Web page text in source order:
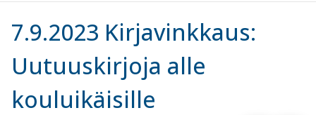
7.9.2023 Kirjavinkkaus:
Uutuuskirjoja alle
kouluikäisille